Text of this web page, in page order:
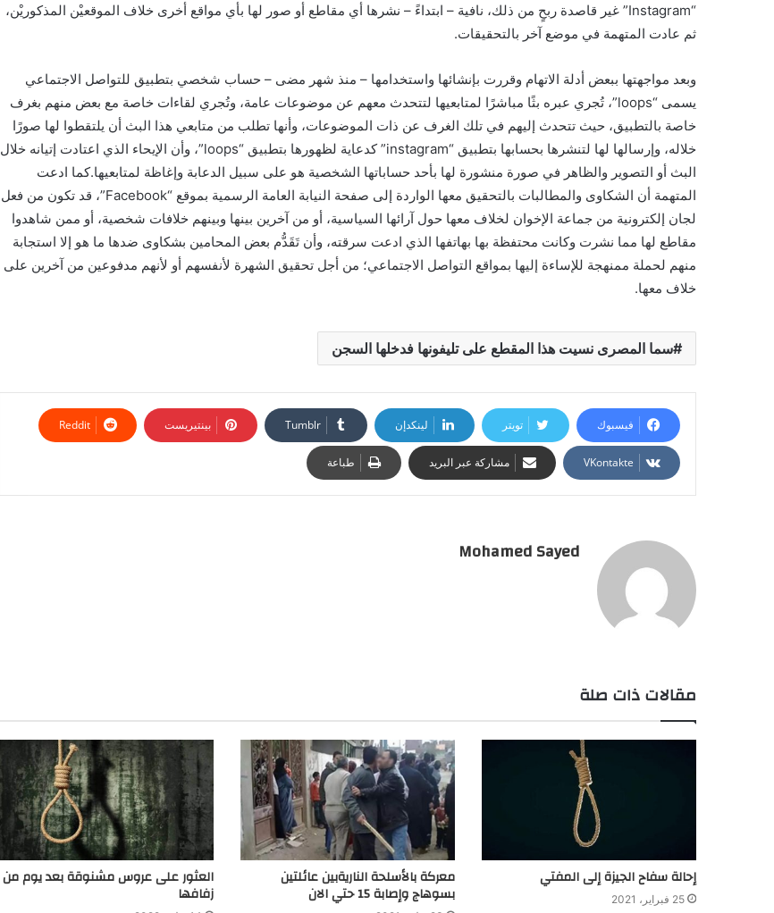
“Instagram” غير قاصدة ربحٍ من ذلك، نافية – ابتداءً – نشرها أي مقاطع أو صور لها بأي مواقع أخرى خلاف الموقعيْن المذكوريْن،
ثم عادت المتهمة في موضع آخر بالتحقيقات.
وبعد مواجهتها ببعض أدلة الاتهام وقررت بإنشائها واستخدامها – منذ شهر مضى – حساب شخصي بتطبيق للتواصل الاجتماعي
يسمى “loops”، تُجري عبره بثًا مباشرًا لمتابعيها لتتحدث معهم عن موضوعات عامة، وتُجري لقاءات خاصة مع بعض منهم بغرف
خاصة بالتطبيق، حيث تتحدث إليهم في تلك الغرف عن ذات الموضوعات، وأنها تطلب من متابعي هذا البث أن يلتقطوا لها صورًا
خلاله، وإرسالها لها لتنشرها بحسابها بتطبيق “instagram” كدعاية لظهورها بتطبيق “loops”، وأن الإيحاء الذي اعتادت إتيانه خلال
البث أو التصوير والظاهر في صورة منشورة لها بأحد حساباتها الشخصية هو على سبيل الدعابة وإغاظة لمتابعيها.كما ادعت
المتهمة أن الشكاوى والمطالبات بالتحقيق معها الواردة إلى صفحة النيابة العامة الرسمية بموقع “Facebook”، قد تكون من فعل
لجان إلكترونية من جماعة الإخوان لخلاف معها حول آرائها السياسية، أو من آخرين بينها وبينهم خلافات شخصية، أو ممن شاهدوا
مقاطع لها مما نشرت وكانت محتفظة بها بهاتفها الذي ادعت سرقته، وأن تَقَدُّم بعض المحامين بشكاوى ضدها ما هو إلا استجابة
منهم لحملة ممنهجة للإساءة إليها بمواقع التواصل الاجتماعي؛ من أجل تحقيق الشهرة لأنفسهم أو لأنهم مدفوعين من آخرين على
خلاف معها.
سما المصرى نسيت هذا المقطع على تليفونها فدخلها السجن
فيسبوك تويتر لينكدإن بينتيريست
مشاركة عبر البريد طباعة
Mohamed Sayed
مقالات ذات صلة
إحالة سفاح الجيزة إلى المفتي
25 فبراير، 2021
معركة بالأسلحة الناريةبين عائلتين
بسوهاج وإصابة 15 حتي الان
العثور على عروس مشنوقة بعد يوم من
زفافها